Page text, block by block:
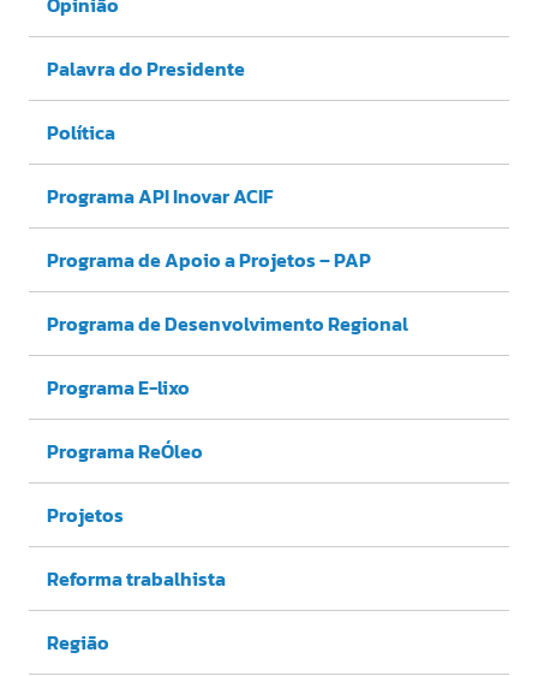
Palavra do Presidente
Política
Programa API Inovar ACIF
Programa de Apoio a Projetos – PAP
Programa de Desenvolvimento Regional
Programa E-lixo
Programa ReÓleo
Projetos
Reforma trabalhista
Região